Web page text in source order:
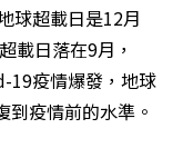
球超載日是12月
載日落在9月，
19疫情爆發，地球
到疫情前的水準。